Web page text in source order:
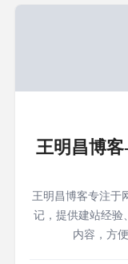
王明昌博
王明昌博客专注于
记，提供建站经验
内容，方